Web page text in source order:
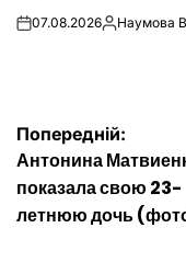
on07.08.2026 Наумова
записів
Попередній:
Антонина
показала свою 23-
летнюю дочь